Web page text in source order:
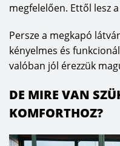
megfelelően. Ettől lesz
Persze a megkapó
kényelmes és
valóban jól érezzük
DE MIRE VAN
KOMFORTHOZ?